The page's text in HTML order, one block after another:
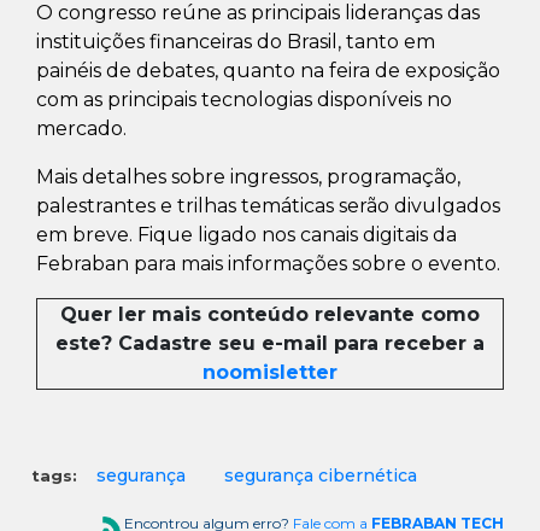
O congresso reúne as principais lideranças das
instituições financeiras do Brasil, tanto em
painéis de debates, quanto na feira de exposição
com as principais tecnologias disponíveis no
mercado.
Mais detalhes sobre ingressos, programação,
palestrantes e trilhas temáticas serão divulgados
em breve. Fique ligado nos canais digitais da
Febraban para mais informações sobre o evento.
Quer ler mais conteúdo relevante como
este? Cadastre seu e-mail para receber a
noomisletter
tags: segurança segurança cibernética
Encontrou algum erro? Fale com a FEBRABAN TECH